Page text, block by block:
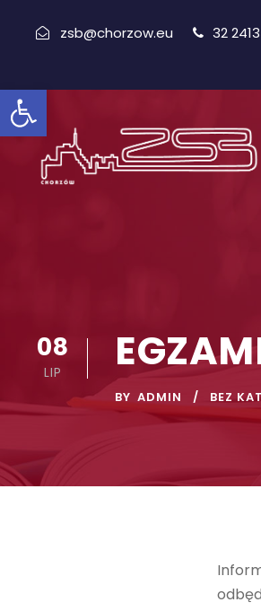
Open toolbar
zsb@chorzow.eu 32
08
LIP
BY ADMIN BEZ